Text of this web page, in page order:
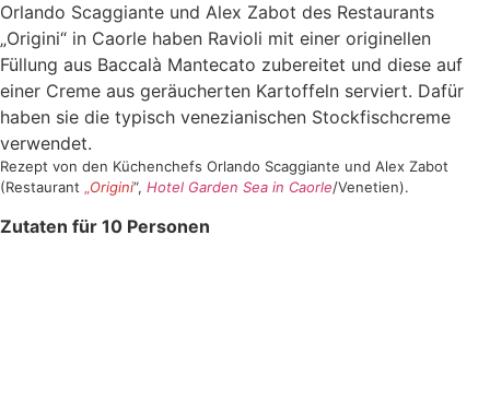
Orlando Scaggiante und Alex Zabot des Restaurants
„Origini“ in Caorle haben Ravioli mit einer originellen
Füllung aus Baccalà Mantecato zubereitet und diese auf
einer Creme aus geräucherten Kartoffeln serviert. Dafür
haben sie die typisch venezianischen Stockfischcreme
verwendet.
Rezept von den Küchenchefs Orlando Scaggiante und Alex Zabot
(Restaurant „Origini“, Hotel Garden Sea in Caorle/Venetien).
Zutaten für 10 Personen